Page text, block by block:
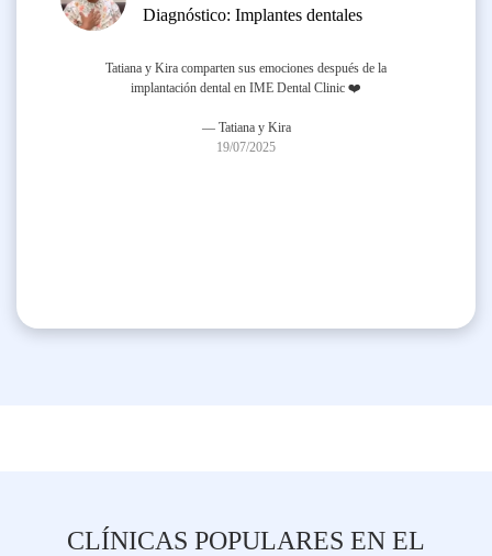
Diagnóstico: Implantes dentales
Tatiana y Kira comparten sus emociones después de la
implantación dental en IME Dental Clinic ❤️
— Tatiana y Kira
19/07/2025
CLÍNICAS POPULARES EN EL